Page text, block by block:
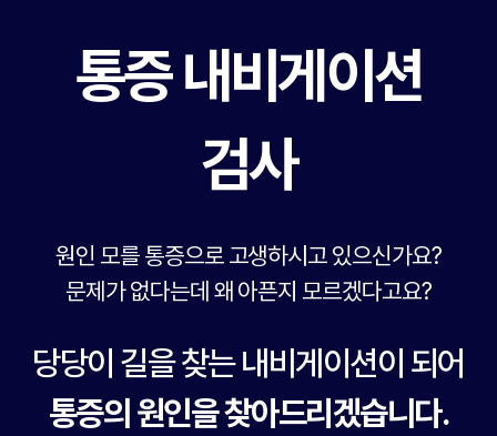
통증 내비게이션
검사
원인 모를 통증으로 고생하시고 있으신가요?
문제가 없다는데 왜 아픈지 모르겠다고요?
당당이 길을 찾는 내비게이션이 되어
통증의 원인을 찾아드리겠습니다.